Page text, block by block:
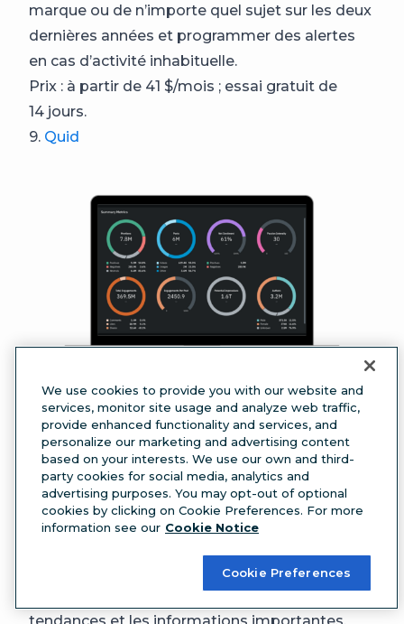
marque ou de n’importe quel sujet sur les deux
dernières années et programmer des alertes
en cas d’activité inhabituelle.
Prix : à partir de 41 $/mois ; essai gratuit de
14 jours.
9. Quid
Source :
Quid
Anciennement connu sous le nom de NetBase,
cet outil de social listening utilise l’IA
générative pour identifier les besoins et les
attentes des clients à partir de la conversation
de bord vous permet de suivre des millions de
points de données et de visualiser les
tendances et les informations importantes.
We use cookies to provide you with our website and
services, monitor site usage and analyze web traffic,
provide enhanced functionality and services, and
personalize our marketing and advertising content
based on your interests. We use our own and third-
party cookies for social media, analytics and
advertising purposes. You may opt-out of optional
cookies by clicking on Cookie Preferences. For more
information see our Cookie Notice
Cookie Preferences